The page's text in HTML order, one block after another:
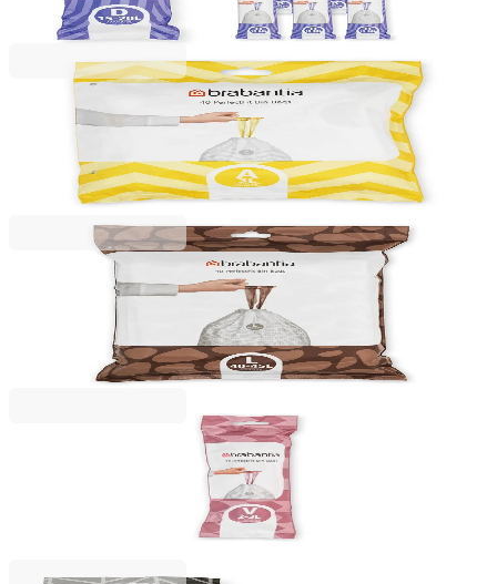
117,99 RON
Saci de gunoi cu șnur Brabantia PerfectFit
Sort&Go/Touch, cod A, 3L, 40 bucăți, pachet
28,99 RON
Saci de gunoi cu șnur Brabantia PerfectFit
FlatBack+/Touch, cod L, 40-45L, 40 bucăți, pachet
Saci de gunoi cu șnur Brabantia PerfectFit, cod V
(NewIcon), 3L, 20 bucăți, albi